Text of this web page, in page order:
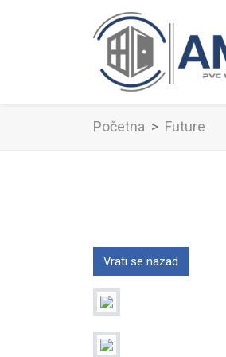
Početna Future
Vrati se nazad